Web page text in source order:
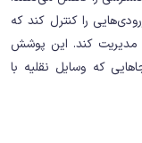
را کنترل کند که
مدیریت کند. این پوشش
که وسایل نقلیه با